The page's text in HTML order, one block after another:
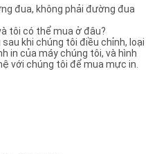
đua, không phải đường đua
tôi có thể mua ở đâu?
khi chúng tôi điều chỉnh, loại
in của máy chúng tôi, và hình
với chúng tôi để mua mực in.